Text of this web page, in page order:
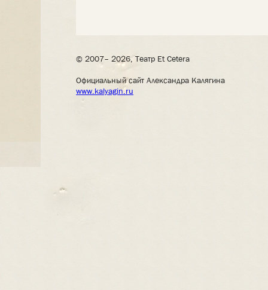
© 2007– 2026, Театр Et Cetera
Официальный сайт Александра Калягина
www.kalyagin.ru